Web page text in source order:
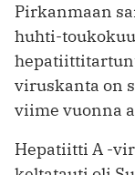
Pirkanmaan
huhti-
viruskanta on
viime vuonna
Hepatiitti A -